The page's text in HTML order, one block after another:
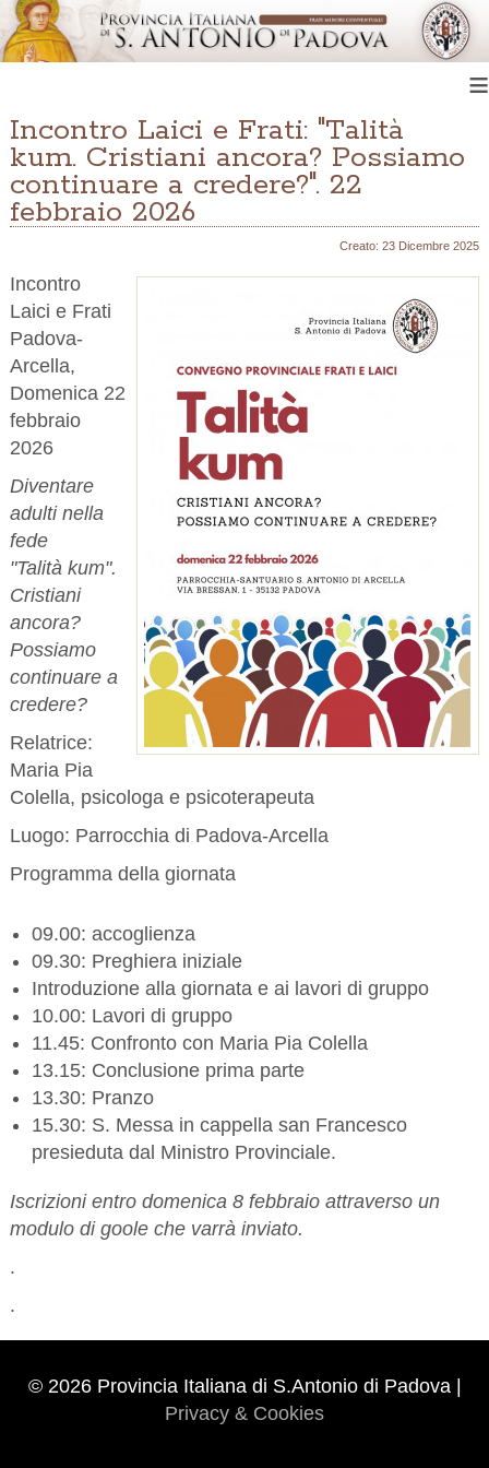
≡
Incontro Laici e Frati: "Talità
kum. Cristiani ancora? Possiamo
continuare a credere?". 22
febbraio 2026
Creato: 23 Dicembre 2025
Incontro
Laici e Frati
Padova-
Arcella,
Domenica 22
febbraio
2026
Diventare
adulti nella
fede
"Talità kum".
Cristiani
ancora?
Possiamo
continuare a
credere?
Relatrice:
Maria Pia
Colella, psicologa e psicoterapeuta
Luogo: Parrocchia di Padova-Arcella
Programma della giornata
09.00: accoglienza
09.30: Preghiera iniziale
Introduzione alla giornata e ai lavori di gruppo
10.00: Lavori di gruppo
11.45: Confronto con Maria Pia Colella
13.15: Conclusione prima parte
13.30: Pranzo
15.30: S. Messa in cappella san Francesco
presieduta dal Ministro Provinciale.
Iscrizioni entro domenica 8 febbraio attraverso un
modulo di goole che varrà inviato.
.
.
© 2026 Provincia Italiana di S.Antonio di Padova |
Privacy & Cookies